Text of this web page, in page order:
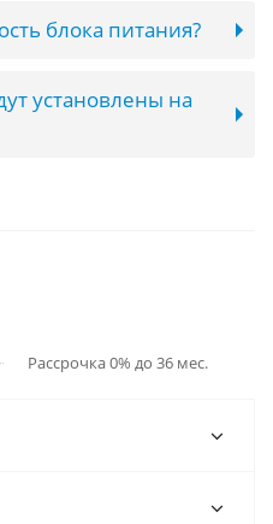
блока питания?
установлены на
Рассрочка 0% до 36 мес.